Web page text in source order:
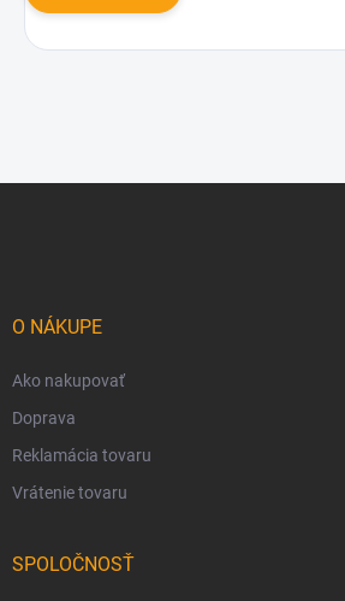
O NÁKUPE
Ako nakupovať
Doprava
Reklamácia tovaru
Vrátenie tovaru
SPOLOČNOSŤ